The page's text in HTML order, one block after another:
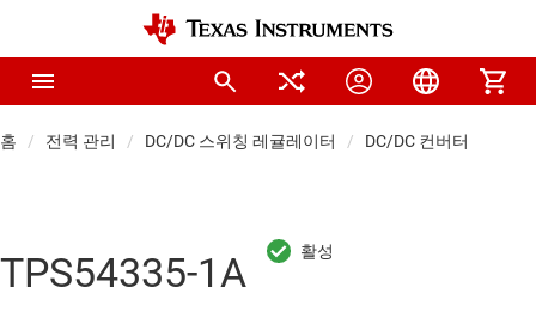
홈 전력 관리 DC/DC 스위칭 레귤레이터 DC/DC 컨버터
TPS54335-1A